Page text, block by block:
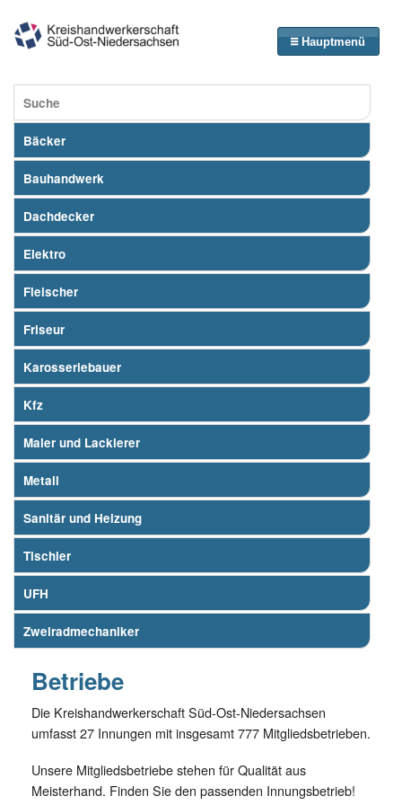
Hauptmenü
Suche
Bäcker
Bauhandwerk
Dachdecker
Elektro
Fleischer
Friseur
Karosseriebauer
Kfz
Maler und Lackierer
Metall
Sanitär und Heizung
Tischler
UFH
Zweiradmechaniker
Betriebe
Die Kreishandwerkerschaft Süd-Ost-Niedersachsen
umfasst 27 Innungen mit insgesamt 777 Mitgliedsbetrieben.
Unsere Mitgliedsbetriebe stehen für Qualität aus
Meisterhand. Finden Sie den passenden Innungsbetrieb!